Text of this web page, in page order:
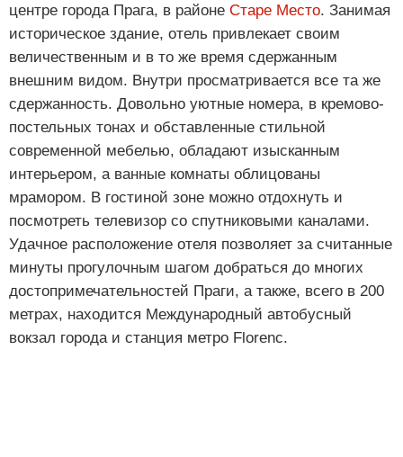
центре города Прага, в районе Старе Место. Занимая
историческое здание, отель привлекает своим
величественным и в то же время сдержанным
внешним видом. Внутри просматривается все та же
сдержанность. Довольно уютные номера, в кремово-
постельных тонах и обставленные стильной
современной мебелью, обладают изысканным
интерьером, а ванные комнаты облицованы
мрамором. В гостиной зоне можно отдохнуть и
посмотреть телевизор со спутниковыми каналами.
Удачное расположение отеля позволяет за считанные
минуты прогулочным шагом добраться до многих
достопримечательностей Праги, а также, всего в 200
метрах, находится Международный автобусный
вокзал города и станция метро Florenc.